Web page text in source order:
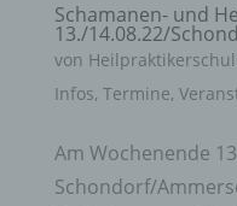
Schamanen- und
13./14.08.22/
von
Infos, Termine,
Am Wochenende
Schondorf/